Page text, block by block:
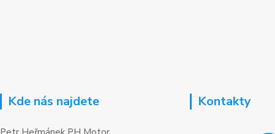
Kde nás najdete Kontakty